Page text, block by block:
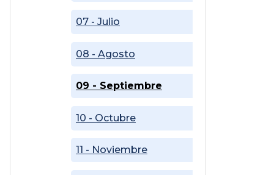
07 - Julio
08 - Agosto
09 - Septiembre
10 - Octubre
11 - Noviembre